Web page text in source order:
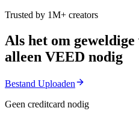
Trusted by 1M+ creators
Als het om
alleen VEED nodig
Bestand Uploaden
Geen creditcard nodig